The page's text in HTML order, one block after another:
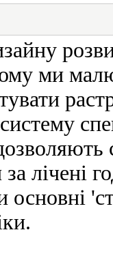
ми
за лічені
основні